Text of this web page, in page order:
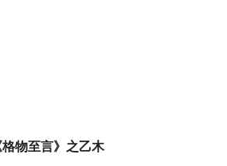
格物至言》之乙木